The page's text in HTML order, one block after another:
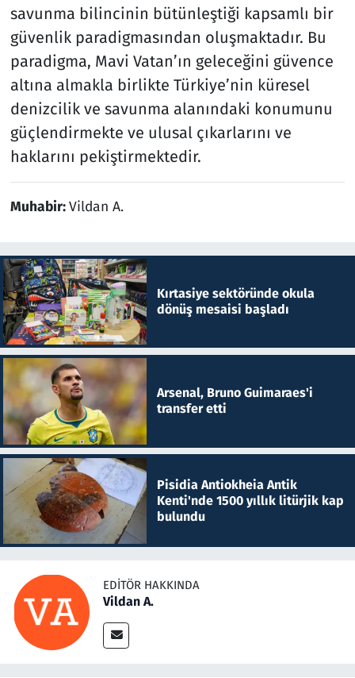
savunma bilincinin bütünleştiği kapsamlı bir
güvenlik paradigmasından oluşmaktadır. Bu
paradigma, Mavi Vatan’ın geleceğini güvence
altına almakla birlikte Türkiye’nin küresel
denizcilik ve savunma alanındaki konumunu
güçlendirmekte ve ulusal çıkarlarını ve
haklarını pekiştirmektedir.
Muhabir:Vildan A.
Kırtasiye sektöründe okula
dönüş mesaisi başladı
Arsenal, Bruno Guimaraes'i
transfer etti
Pisidia Antiokheia Antik
Kenti'nde 1500 yıllık litürjik kap
bulundu
EDITÖR HAKKINDA
Vildan A.